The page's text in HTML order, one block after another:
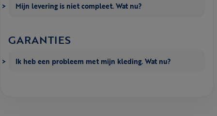
Mijn levering is niet compleet. Wat nu?
GARANTIES
Ik heb een probleem met mijn kleding. Wat nu?